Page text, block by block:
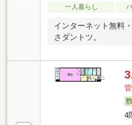
一人暮らし
インターネット無料
さダントツ。
4